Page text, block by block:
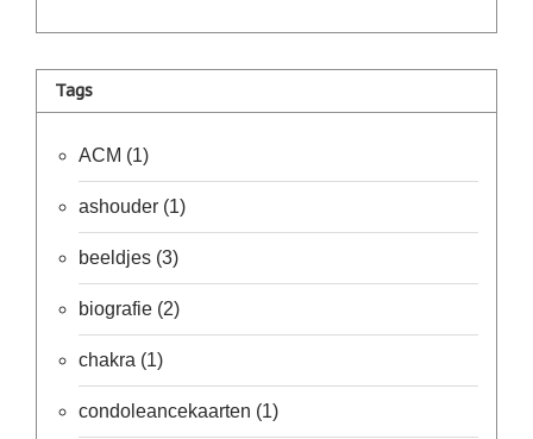
Tags
ACM (1)
ashouder (1)
beeldjes (3)
biografie (2)
chakra (1)
condoleancekaarten (1)